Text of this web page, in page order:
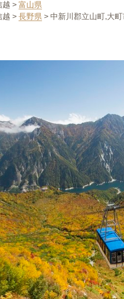
越 >富山県
越 >長野県 > 中新川郡立山町,大町